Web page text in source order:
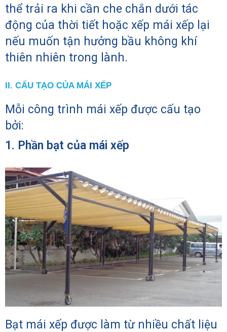
thể trải ra khi cần che chắn dưới tác
động của thời tiết hoặc xếp mái xếp lại
nếu muốn tận hưởng bầu không khí
thiên nhiên trong lành.
II. CẤU TẠO CỦA MÁI XẾP
Mỗi công trình mái xếp được cấu tạo
bởi:
1. Phần bạt của mái xếp
Bạt mái xếp được làm từ nhiều chất liệu